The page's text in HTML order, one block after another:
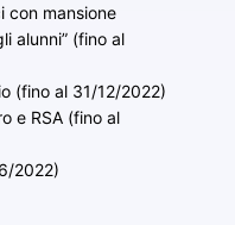
con mansione
alunni” (fino al
(fino al 31/12/2022)
e RSA (fino al
2022)